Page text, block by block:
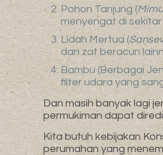
Pohon Tanjung (
menyengat di
Lidah Mertua (
dan zat beracun
Bambu (Berbagai
filter udara yang
Dan masih banyak lagi
permukiman dapat
Kita butuh kebijakan
perumahan yang